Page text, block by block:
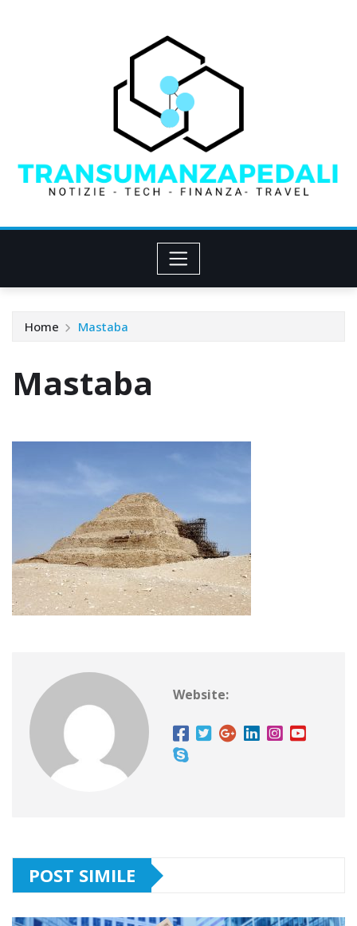
Home Mastaba
Mastaba
Website:
POST SIMILE